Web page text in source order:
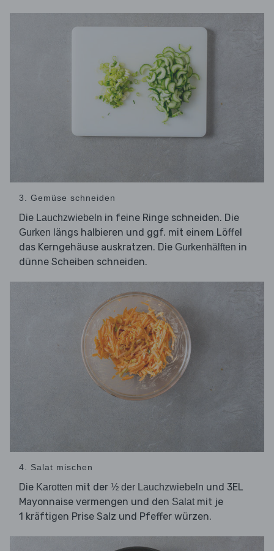
3. Gemüse schneiden
Die Lauchzwiebeln in feine Ringe schneiden. Die
Gurken längs halbieren und ggf. mit einem Löffel
das Kerngehäuse auskratzen. Die Gurkenhälften in
dünne Scheiben schneiden.
4. Salat mischen
Die Karotten mit der ½ der Lauchzwiebeln und 3EL
Mayonnaise vermengen und den Salat mit je
1 kräftigen Prise Salz und Pfeffer würzen.